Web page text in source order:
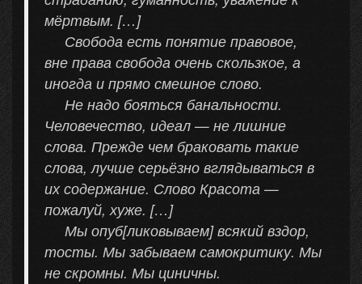
мёртвым. […]
Свобода есть понятие правовое,
вне права свобода очень скользкое, а
иногда и прямо смешное слово.
Не надо бояться банальности.
Человечество, идеал — не лишние
слова. Прежде чем браковать такие
слова, лучше серьёзно вглядываться в
их содержание. Слово Красота —
пожалуй, хуже. […]
Мы опуб[ликовываем] всякий вздор,
тосты. Мы забываем самокритику. Мы
не скромны. Мы циничны.